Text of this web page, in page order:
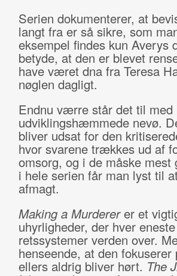
Serien dokumenterer, at
langt fra er så sikre, som
eksempel findes kun Averys
betyde, at den er blevet
have været dna fra Teresa
nøglen dagligt.
Endnu værre står det til med
udviklingshæmmede nevø.
bliver udsat for den
hvor svarene trækkes ud af
omsorg, og i de måske
i hele serien får man lyst til
afmagt.
Making a Murdererer et
uhyrligheder, der hver
retssystemer verden over.
henseende, at den
ellers aldrig bliver hørt. The